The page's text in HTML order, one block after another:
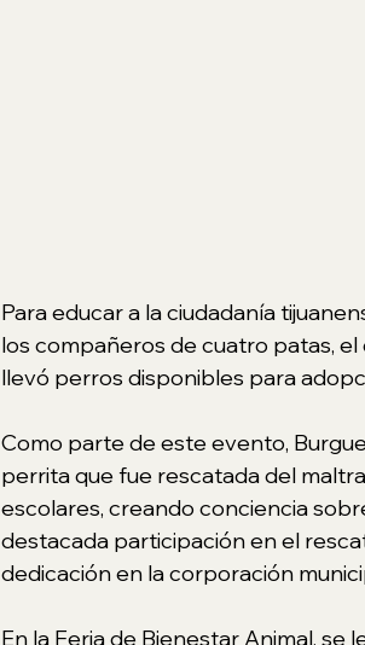
Para educar a la ciudadanía
los compañeros de cuatro patas,
llevó perros disponibles para
Como parte de este evento,
perrita que fue rescatada del
escolares, creando conciencia
destacada participación en el
dedicación en la corporación
En la Feria de Bienestar Animal,